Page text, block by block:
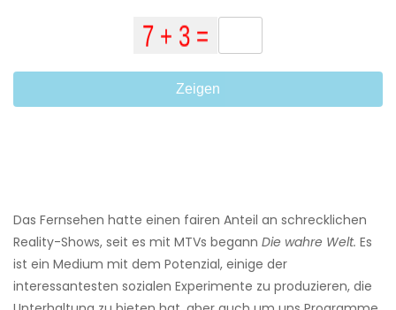
Zeigen
Das Fernsehen hatte einen fairen Anteil an schrecklichen
Reality-Shows, seit es mit MTVs begann Die wahre Welt. Es
ist ein Medium mit dem Potenzial, einige der
interessantesten sozialen Experimente zu produzieren, die